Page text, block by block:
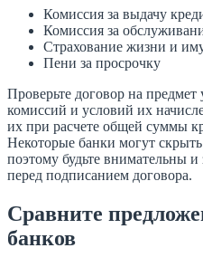
Комиссия за выдачу
Комиссия за
Страхование жизни и
Пени за просрочку
Проверьте договор на
комиссий и условий их
их при расчете общей суммы
Некоторые банки могут
поэтому будьте внимательны
перед подписанием договора.
Сравните
банков